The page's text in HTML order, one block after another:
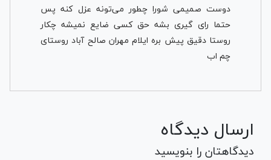
دوست صمیمی شورا چطور می‌تونه عزل کنه پس
حتما رای گیری بشه حق کسی ضایع نمیشه چکار
روستا دقیق پیش بره ایلام مهران صالح آباد روستای
چم اب
ارسال دیدگاه
دیدگاهتان را بنویسید